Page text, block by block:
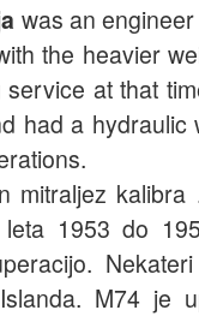
was an
the heavier
at that
had a hydraulic
mitraljez
leta 1953 do
M74 je